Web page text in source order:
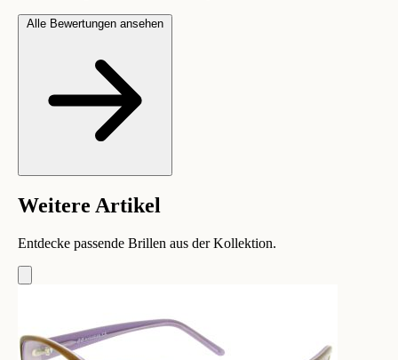
Alle Bewertungen ansehen
Weitere Artikel
Entdecke passende Brillen aus der Kollektion.